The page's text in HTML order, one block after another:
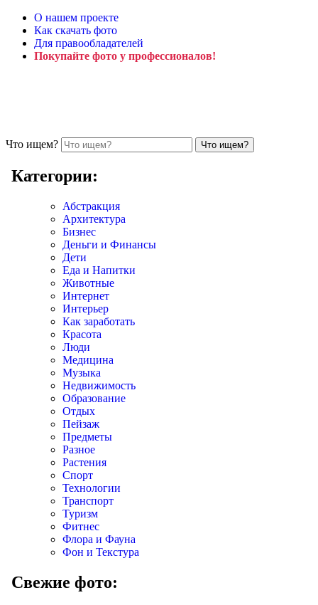
О нашем проекте
Как скачать фото
Для правообладателей
Покупайте фото у профессионалов!
Что ищем?
Категории:
Абстракция
Архитектура
Бизнес
Деньги и Финансы
Дети
Еда и Напитки
Животные
Интернет
Интерьер
Как заработать
Красота
Люди
Медицина
Музыка
Недвижимость
Образование
Отдых
Пейзаж
Предметы
Разное
Растения
Спорт
Технологии
Транспорт
Туризм
Фитнес
Флора и Фауна
Фон и Текстура
Свежие фото: